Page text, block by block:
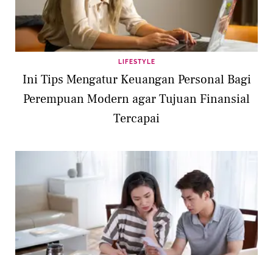
LIFESTYLE
Ini Tips Mengatur Keuangan Personal Bagi
Perempuan Modern agar Tujuan Finansial
Tercapai